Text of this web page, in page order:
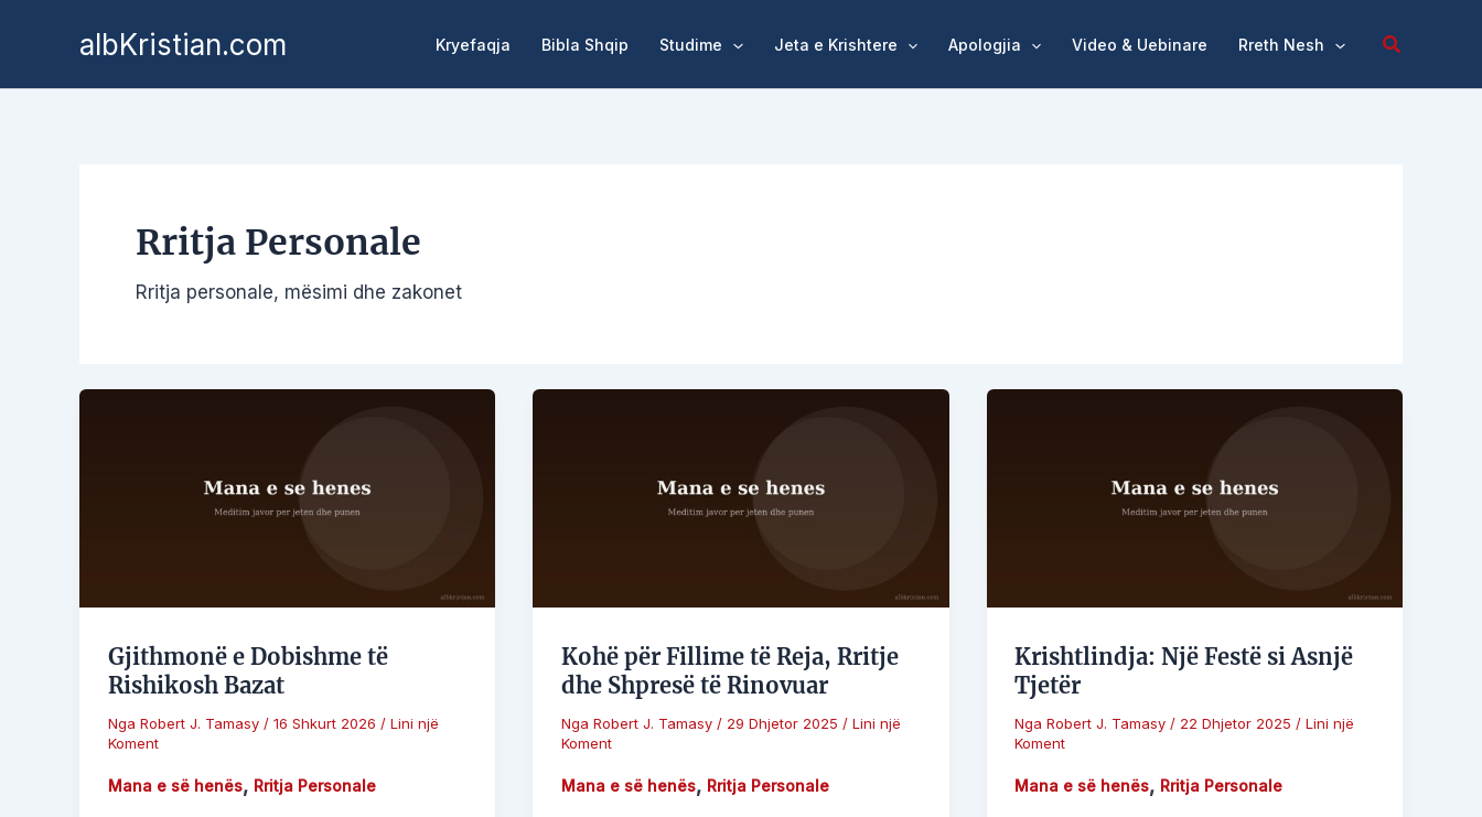
albKristian.com Kryefaqja Bibla Shqip Studime Jeta e Krishtere Apologjia Video & Uebinare Rreth Nesh Kërko
Rritja Personale
Rritja personale, mësimi dhe zakonet
Gjithmonë e Dobishme të
Rishikosh Bazat
Nga Robert J. Tamasy / 16 Shkurt 2026 / Lini një
Koment
Mana e së henës, Rritja Personale
Kohë për Fillime të Reja, Rritje
dhe Shpresë të Rinovuar
Nga Robert J. Tamasy / 29 Dhjetor 2025 / Lini një
Koment
Mana e së henës, Rritja Personale
Krishtlindja: Një Festë si Asnjë
Tjetër
NgaRobert J. Tamasy / 22 Dhjetor 2025 /Lini një
Koment
Mana e së henës, Rritja Personale